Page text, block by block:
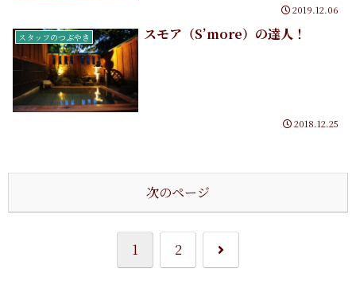
2019.12.06
スタッフのつぶやき スモア（S’more）の達人！
2018.12.25
次のページ
1 2
次